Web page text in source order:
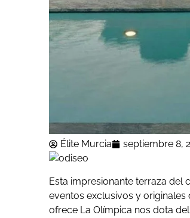
Élite Murcia septiembre 8,
Esta impresionante terraza del
eventos exclusivos y
ofrece La Olímpica nos dota